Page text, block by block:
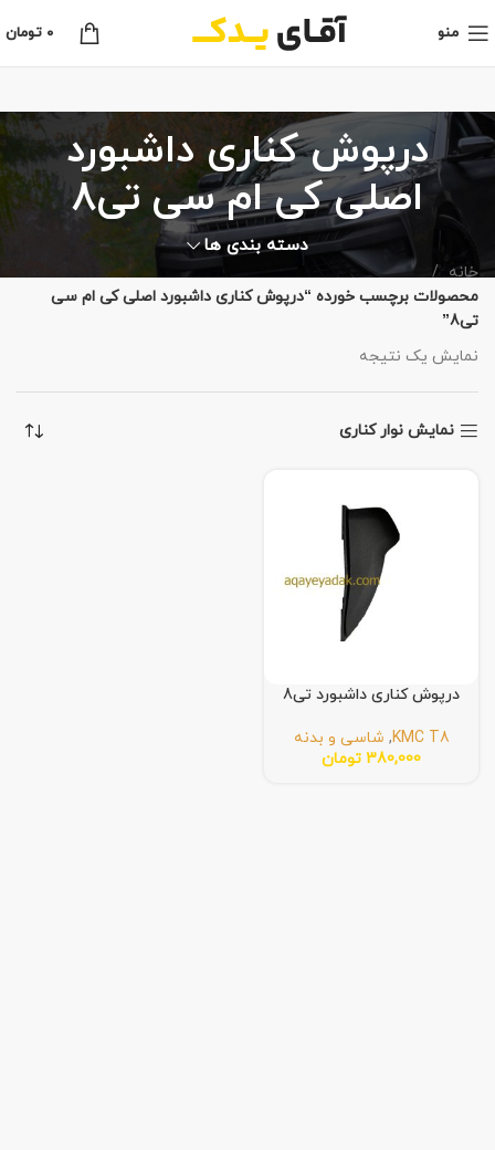
منو 0 تومان
درپوش کناری داشبورد
اصلی کی ام سی تی8
دسته بندی ها
خانه
محصولات برچسب خورده “درپوش کناری داشبورد اصلی کی ام سی
تی8”
نمایش یک نتیجه
نمایش نوار کناری
درپوش کناری داشبورد تی8
KMC T8
, شاسی و بدنه
380,000 تومان